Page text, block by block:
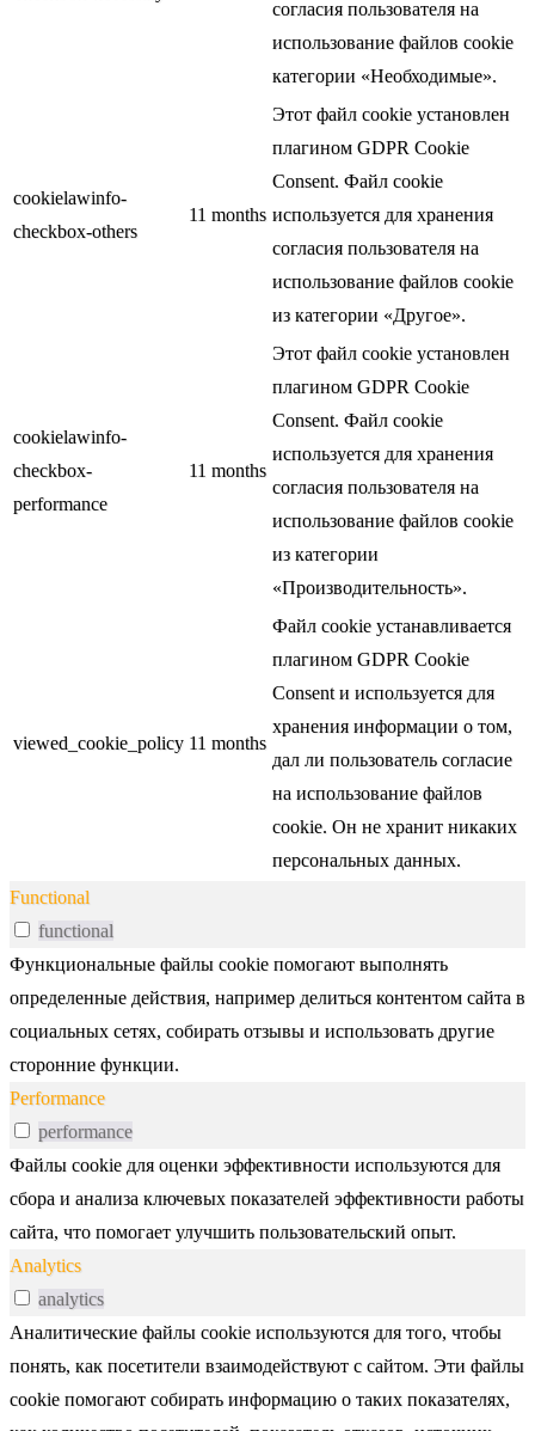
согласия пользователя на
использование файлов cookie
категории «Необходимые».
cookielawinfo-
checkbox-others
11 months
Этот файл cookie установлен
плагином GDPR Cookie
Consent. Файл cookie
используется для хранения
согласия пользователя на
использование файлов cookie
из категории «Другое».
cookielawinfo-
checkbox-
performance
11 months
Этот файл cookie установлен
плагином GDPR Cookie
Consent. Файл cookie
используется для хранения
согласия пользователя на
использование файлов cookie
из категории
«Производительность».
viewed_cookie_policy 11 months
Файл cookie устанавливается
плагином GDPR Cookie
Consent и используется для
хранения информации о том,
дал ли пользователь согласие
на использование файлов
cookie. Он не хранит никаких
персональных данных.
Functional
functional
Функциональные файлы cookie помогают выполнять
определенные действия, например делиться контентом сайта в
социальных сетях, собирать отзывы и использовать другие
сторонние функции.
Performance
performance
Файлы cookie для оценки эффективности используются для
сбора и анализа ключевых показателей эффективности работы
сайта, что помогает улучшить пользовательский опыт.
Analytics
analytics
Аналитические файлы cookie используются для того, чтобы
понять, как посетители взаимодействуют с сайтом. Эти файлы
cookie помогают собирать информацию о таких показателях,